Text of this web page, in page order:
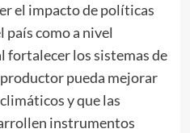
el impacto de políticas
país como a nivel
fortalecer los sistemas de
pueda mejorar
y que las
instrumentos